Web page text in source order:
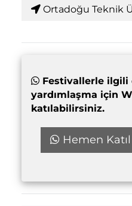
Ortadoğu Teknik
Festivallerle ilgili
yardımlaşma için
katılabilirsiniz.
Hemen Katıl